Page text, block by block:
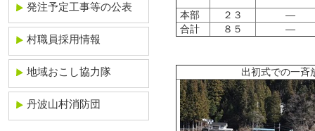
本部 ２３
―
合計
８５ ―
出初式での一斉
発注予定工事等の公表
村職員採用情報
地域おこし協力隊
丹波山村消防団